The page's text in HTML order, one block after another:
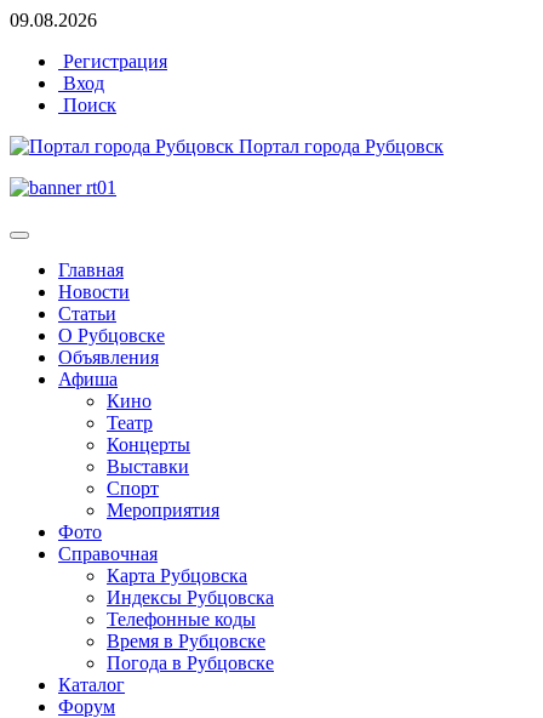
09.08.2026
Регистрация
Вход
Поиск
Портал города Рубцовск
Главная
Новости
Статьи
О Рубцовске
Объявления
Афиша
Кино
Театр
Концерты
Выставки
Спорт
Мероприятия
Фото
Справочная
Карта Рубцовска
Индексы Рубцовска
Телефонные коды
Время в Рубцовске
Погода в Рубцовске
Каталог
Форум